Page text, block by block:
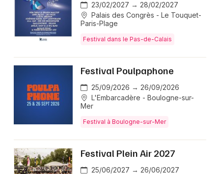
23/02/2027 → 28/02/2027
Palais des Congrès - Le Touquet-
Paris-Plage
Festival dans le Pas-de-Calais
Festival Poulpaphone
25/09/2026 → 26/09/2026
L'Embarcadère - Boulogne-sur-
Mer
Festival à Boulogne-sur-Mer
Festival Plein Air 2027
25/06/2027 → 26/06/2027